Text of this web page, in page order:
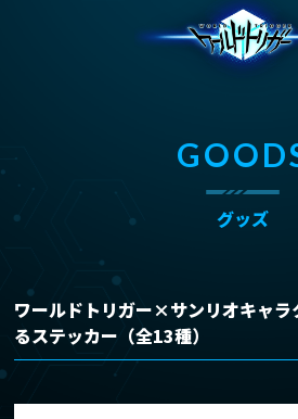
グッズ
ワールドトリガー×サンリオキャ
るステッカー（全13種）